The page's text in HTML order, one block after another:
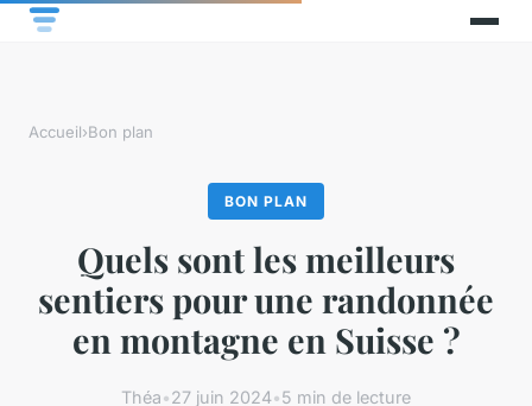
Accueil›Bon plan
BON PLAN
Quels sont les meilleurs
sentiers pour une randonnée
en montagne en Suisse ?
Théa•27 juin 2024•5 min de lecture